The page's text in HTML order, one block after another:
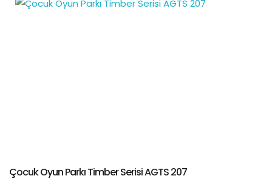
Çocuk Oyun Parkı Timber Serisi AGTS 207